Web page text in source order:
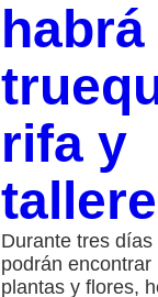
habrá
rifa y
Durante tres
podrán
plantas y flores,